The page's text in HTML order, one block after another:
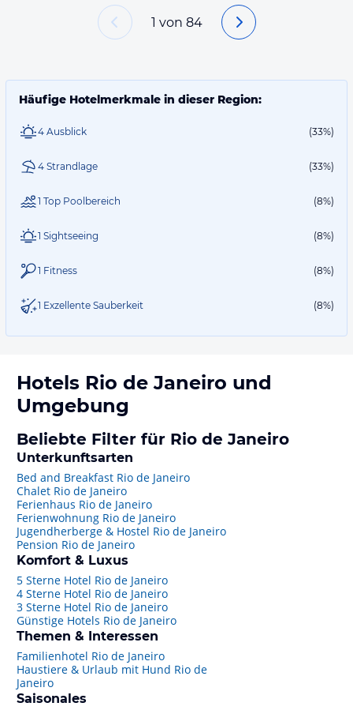
1 von 84
Häufige Hotelmerkmale in dieser Region:
4 Ausblick (33%)
4 Strandlage (33%)
1 Top Poolbereich (8%)
1 Sightseeing (8%)
1 Fitness (8%)
1 Exzellente Sauberkeit (8%)
Hotels Rio de Janeiro und
Umgebung
Beliebte Filter für Rio de Janeiro
Unterkunftsarten
Bed and Breakfast Rio de Janeiro
Chalet Rio de Janeiro
Ferienhaus Rio de Janeiro
Ferienwohnung Rio de Janeiro
Jugendherberge & Hostel Rio de Janeiro
Pension Rio de Janeiro
Komfort & Luxus
5 Sterne Hotel Rio de Janeiro
4 Sterne Hotel Rio de Janeiro
3 Sterne Hotel Rio de Janeiro
Günstige Hotels Rio de Janeiro
Themen & Interessen
Familienhotel Rio de Janeiro
Haustiere & Urlaub mit Hund Rio de
Janeiro
Saisonales